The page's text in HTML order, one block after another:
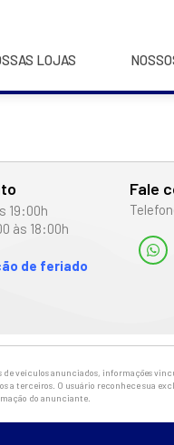
LOJAS
19:00h
às 18:00h
de feriado
Fale
veículos anunciados, informações
a terceiros. O usuário reconhece sua
do anunciante.